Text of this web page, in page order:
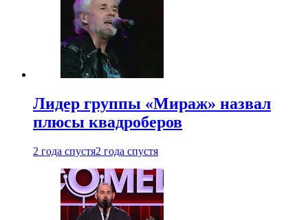
Лидер группы «Мираж» назвал
плюсы квадроберов
2 года спустя2 года спустя